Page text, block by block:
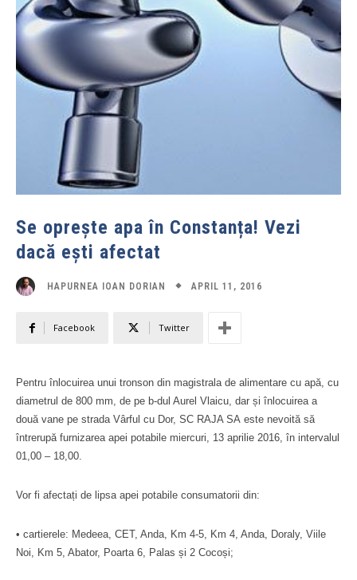
Se oprește apa în Constanța! Vezi
dacă ești afectat
HAPURNEA IOAN DORIAN APRIL 11, 2016
Facebook Twitter
Pentru înlocuirea unui tronson din magistrala de alimentare cu apă, cu
diametrul de 800 mm, de pe b-dul Aurel Vlaicu, dar și înlocuirea a
două vane pe strada Vârful cu Dor, SC RAJA SA este nevoită să
întrerupă furnizarea apei potabile miercuri, 13 aprilie 2016, în intervalul
01,00 – 18,00.
Vor fi afectați de lipsa apei potabile consumatorii din:
• cartierele: Medeea, CET, Anda, Km 4-5, Km 4, Anda, Doraly, Viile
Noi, Km 5, Abator, Poarta 6, Palas și 2 Cocoși;